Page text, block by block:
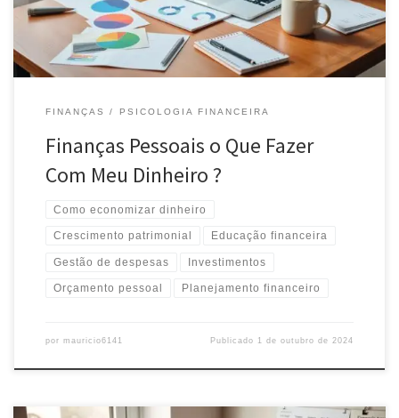
FINANÇAS PSICOLOGIA FINANCEIRA
Finanças Pessoais o Que Fazer
Com Meu Dinheiro ?
Como economizar dinheiro
Crescimento patrimonial Educação financeira
Gestão de despesas Investimentos
Orçamento pessoal Planejamento financeiro
por mauricio6141 Publicado 1 de outubro de 2024